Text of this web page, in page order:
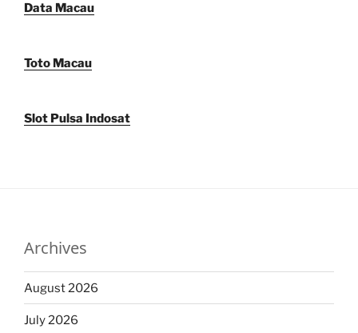
Data Macau
Toto Macau
Slot Pulsa Indosat
Archives
August 2026
July 2026